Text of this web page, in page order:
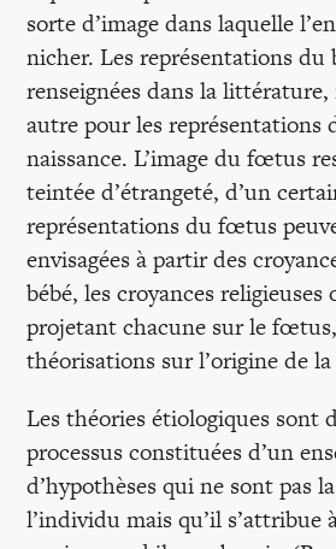
sorte d’image dans laquelle
nicher. Les représentations du
renseignées dans la
autre pour les représentations
naissance. L’image du fœtus
teintée d’étrangeté, d’un
représentations du fœtus
envisagées à partir des
bébé, les croyances
projetant chacune sur le
théorisations sur l’origine de la
Les théories étiologiques sont
processus constituées d’un
d’hypothèses qui ne sont pas
l’individu mais qu’il s’attribue